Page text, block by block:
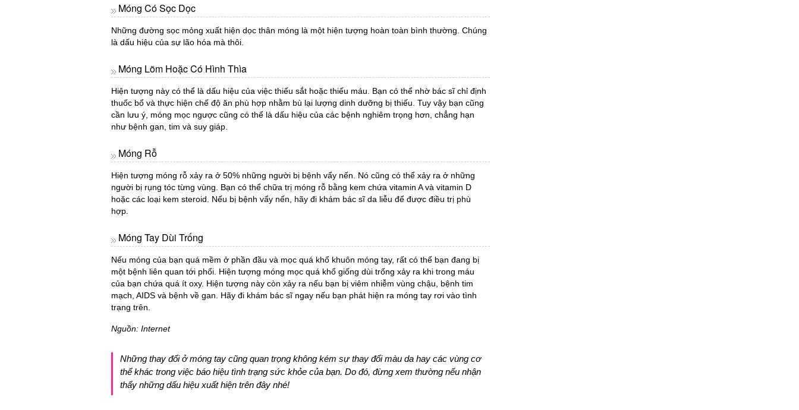
Móng Có Sọc Dọc
Những đường sọc mỏng xuất hiện dọc thân móng là một hiện tượng hoàn toàn bình thường. Chúng
là dấu hiệu của sự lão hóa mà thôi.
Móng Lõm Hoặc Có Hình Thìa
Hiện tượng này có thể là dấu hiệu của việc thiếu sắt hoặc thiếu máu. Bạn có thể nhờ bác sĩ chỉ định
thuốc bổ và thực hiện chế độ ăn phù hợp nhằm bù lại lượng dinh dưỡng bị thiếu. Tuy vậy bạn cũng
cần lưu ý, móng mọc ngược cũng có thể là dấu hiệu của các bệnh nghiêm trọng hơn, chẳng hạn
như bệnh gan, tim và suy giáp.
Móng Rỗ
Hiện tượng móng rỗ xảy ra ở 50% những người bị bệnh vẩy nến. Nó cũng có thể xảy ra ở những
người bị rụng tóc từng vùng. Bạn có thể chữa trị móng rỗ bằng kem chứa vitamin A và vitamin D
hoặc các loại kem steroid. Nếu bị bệnh vẩy nến, hãy đi khám bác sĩ da liễu để được điều trị phù
hợp.
Móng Tay Dùi Trống
Nếu móng của bạn quá mềm ở phần đầu và mọc quá khổ khuôn móng tay, rất có thể bạn đang bị
một bệnh liên quan tới phổi. Hiện tượng móng mọc quá khổ giống dùi trống xảy ra khi trong máu
của bạn chứa quá ít oxy. Hiện tượng này còn xảy ra nếu bạn bị viêm nhiễm vùng chậu, bệnh tim
mạch, AIDS và bệnh về gan. Hãy đi khám bác sĩ ngay nếu bạn phát hiện ra móng tay rơi vào tình
trạng trên.
Nguồn: Internet
Những thay đổi ở móng tay cũng quan trọng không kém sự thay đổi màu da hay các vùng cơ
thể khác trong việc báo hiệu tình trạng sức khỏe của bạn. Do đó, đừng xem thường nếu nhận
thấy những dấu hiệu xuất hiện trên đây nhé!